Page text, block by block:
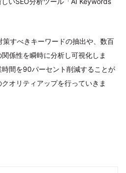
策すべきキーワードの抽出や、数百
係性を瞬時に分析し可視化しま
間を90パーセント削減することが
オリティアップを行っていきま